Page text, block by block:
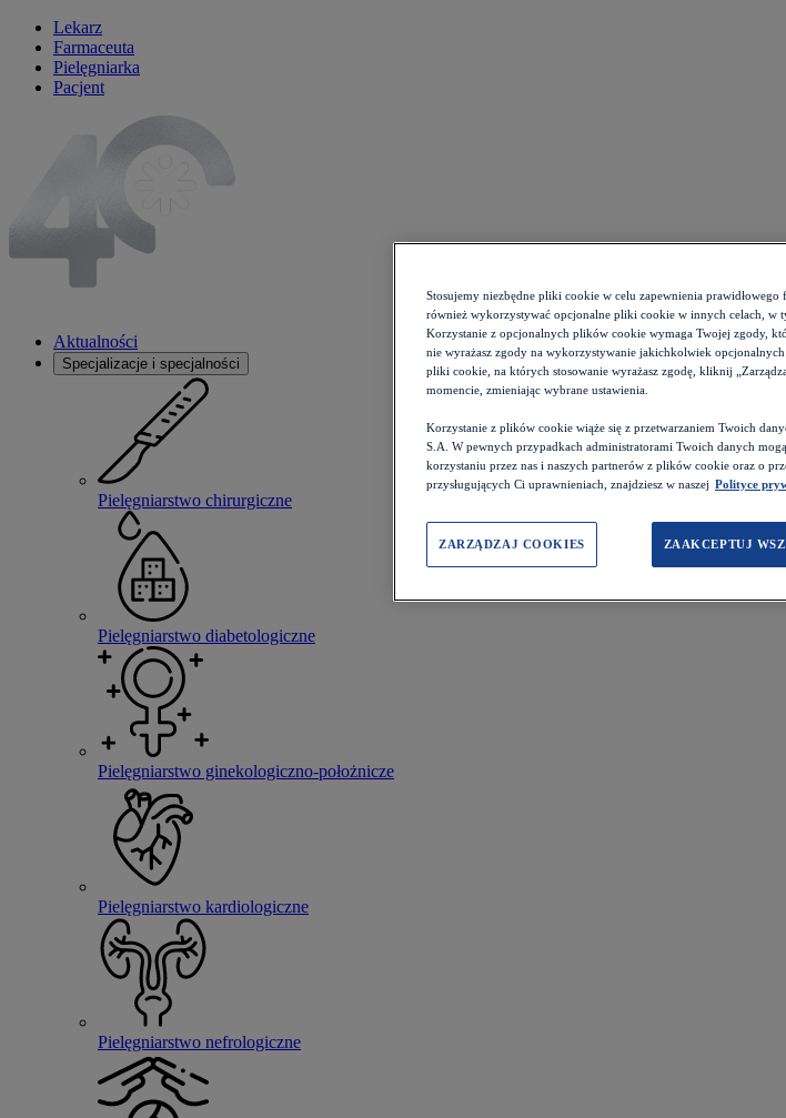
Lekarz
Farmaceuta
Pielęgniarka
Pacjent
Aktualności
Specjalizacje i specjalności
Pielęgniarstwo chirurgiczne
Pielęgniarstwo diabetologiczne
Pielęgniarstwo ginekologiczno-położnicze
Pielęgniarstwo kardiologiczne
Pielęgniarstwo nefrologiczne
Stosujemy niezbędne pliki cookie w celu zapewnienia
również wykorzystywać opcjonalne pliki cookie w innych celach, w
Korzystanie z opcjonalnych plików cookie wymaga Twojej zgody,
nie wyrażasz zgody na wykorzystywanie jakichkolwiek
pliki cookie, na których stosowanie wyrażasz zgodę, kliknij
momencie, zmieniając wybrane ustawienia.
Korzystanie z plików cookie wiąże się z przetwarzaniem Twoich
S.A. W pewnych przypadkach administratorami Twoich danych
korzystaniu przez nas i naszych partnerów z plików cookie oraz o
przysługujących Ci uprawnieniach, znajdziesz w naszej Polityce
ZAAKCEPTUJ
ZARZĄDZAJ COOKIES